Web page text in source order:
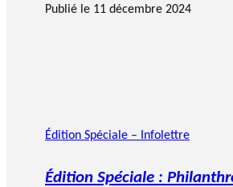
Publié le 11 décembre 2024
Édition Spéciale – Infolettre
Édition Spéciale :